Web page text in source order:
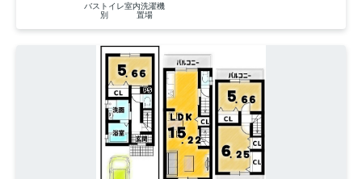
バストイレ
別
室内洗濯機
置場